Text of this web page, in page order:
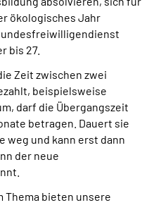
(DGS)
ökologisches Jahr
bis 27.
Zeit zwischen zwei
beispielsweise
darf die Übergangszeit
betragen. Dauert sie
weg und kann erst dann
der neue
Thema bieten unsere